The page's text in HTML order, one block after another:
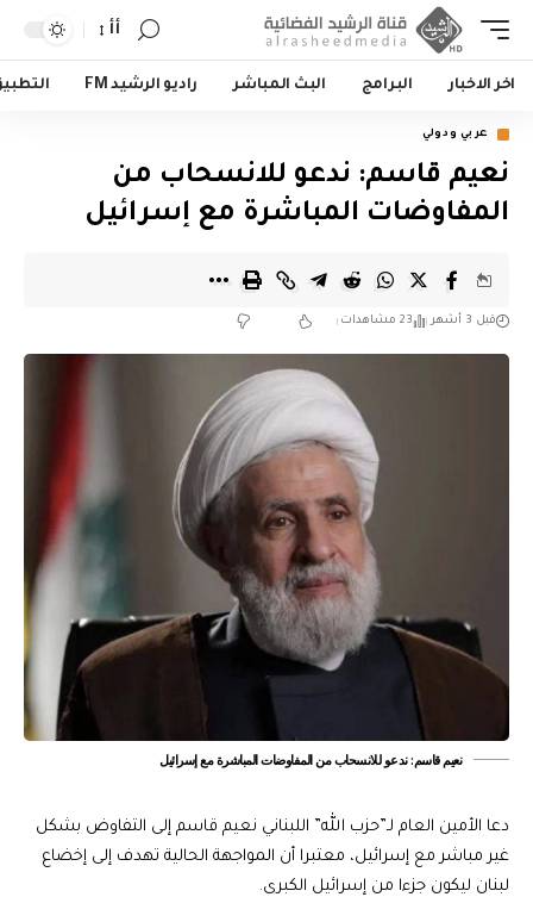
أأ
اخر الاخبار البرامج البث المباشر راديو الرشيد FM
عربي ودولي
نعيم قاسم: ندعو للانسحاب من
المفاوضات المباشرة مع إسرائيل
قبل 3 أشهر 23 مشاهدات
نعيم قاسم: ندعو للانسحاب من المفاوضات المباشرة مع إسرائيل
دعا الأمين العام لـ”حزب الله” اللبناني نعيم قاسم إلى التفاوض بشكل
غير مباشر مع إسرائيل، معتبرا أن المواجهة الحالية تهدف إلى إخضاع
لبنان ليكون جزءا من إسرائيل الكبرى.